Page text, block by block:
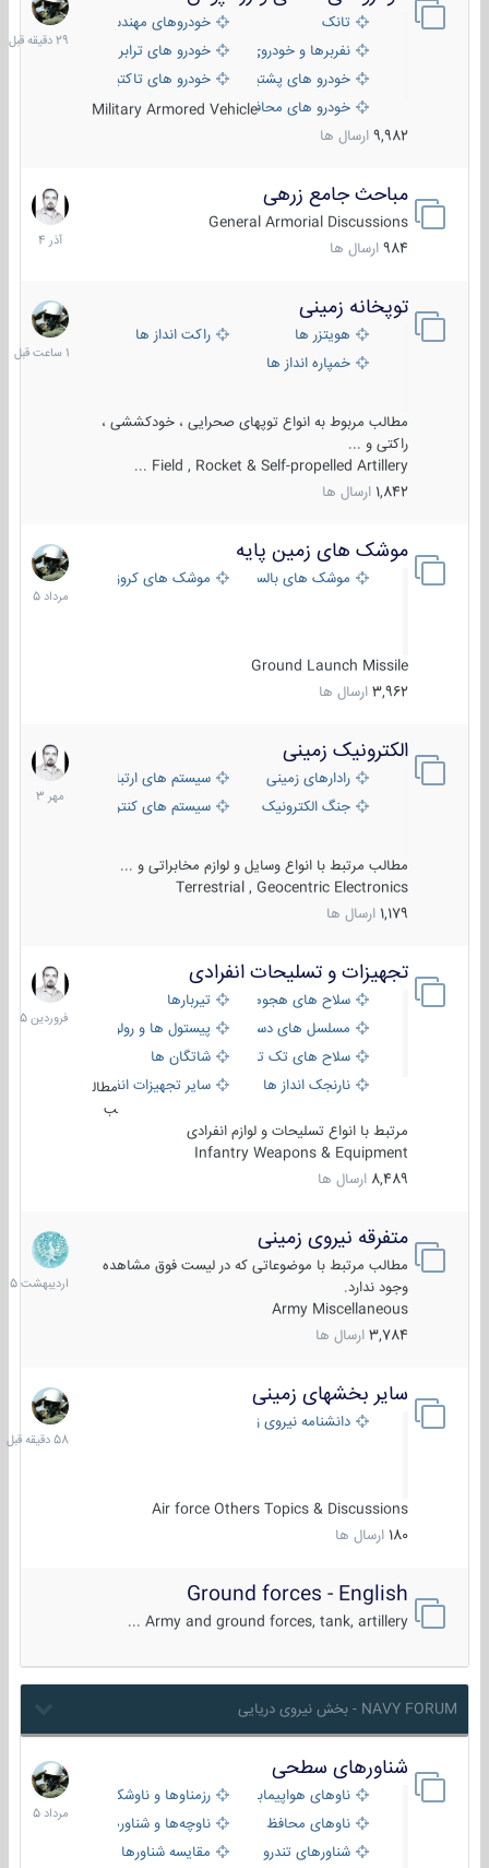
تانک
خودروهای مهندسی
نفربرها و خودروی های رزمی پیاده نظام
خودرو های ترابری نظامی
خودرو های پشتیبانی آتش ، شناسایی و ضد تانک
خودرو های تاکتیکی نظامی
خودرو های محافظت شدهMilitary Armored Vehicle
9,982 ارسال ها
دقیقه
قبل
مباحث جامع زرهی
General Armorial Discussions
984 ارسال ها
7
آذر
1404
توپخانه زمینی
هویتزر ها
راکت انداز ها
خمپاره انداز ها
مطالب مربوط به انواع توپهای صحرایی ، خودکششی ،
راکتی و ...
Field , Rocket & Self-propelled Artillery ...
1,842 ارسال ها
1
ساعت
قبل
موشک های زمین پایه
موشک های بالستیک موشک های کروز
Ground Launch Missile
3,962 ارسال ها
2
مرداد
1405
الکترونیک زمینی
رادارهای زمینی
سیستم های ارتباطی و جمع آوری
جنگ الکترونیک
سیستم های کنترل آتش و تجهیزات
مطالب مرتبط با انواع وسایل و لوازم مخابراتی و ...
Terrestrial , Geocentric Electronics
1,179 ارسال ها
1
مهر
1403
تجهیزات و تسلیحات انفرادی
سلاح های هجومی
تیربارها
مسلسل های دستی
پیستول ها و رولورها
سلاح های تک تیر اندازیشاتگان ها
نارنجک انداز ها
سایر تجهیزات انفرادی
مطال
ب
مرتبط با انواع تسلیحات و لوازم انفرادی
Infantry Weapons & Equipment
8,489 ارسال ها
17
فروردین
1405
متفرقه نیروی زمینی
مطالب مرتبط با موضوعاتی که در لیست فوق مشاهده
وجود ندارد.
Army Miscellaneous
3,784 ارسال ها
27
1405
سایر بخشهای زمینی
دانشنامه نیروی زمینی
Air force Others Topics & Discussions
180 ارسال ها
58
دقیقه
قبل
Ground forces - English
Army and ground forces, tank, artillery ...
NAVY FORUM - بخش نیروی دریایی
شناورهای سطحی
ناوهای هواپیمابر و بالگرد بررزمناوها و ناوشکن‌ها
ناوهای محافظ
ناوچه‌ها و شناورهای گشتی
شناورهای تندرو
مقایسه شناورها
2
مرداد
1405